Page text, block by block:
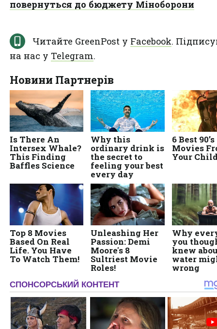
повернуться до бюджету Міноборони
Читайте GreenPost у Facebook.
на нас у Telegram.